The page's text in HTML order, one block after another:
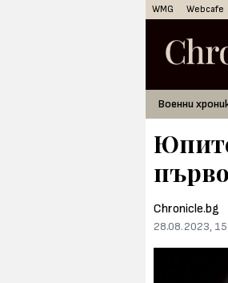
WMG Webcafe
Военни
Chronicle.bg
28.08.2023,